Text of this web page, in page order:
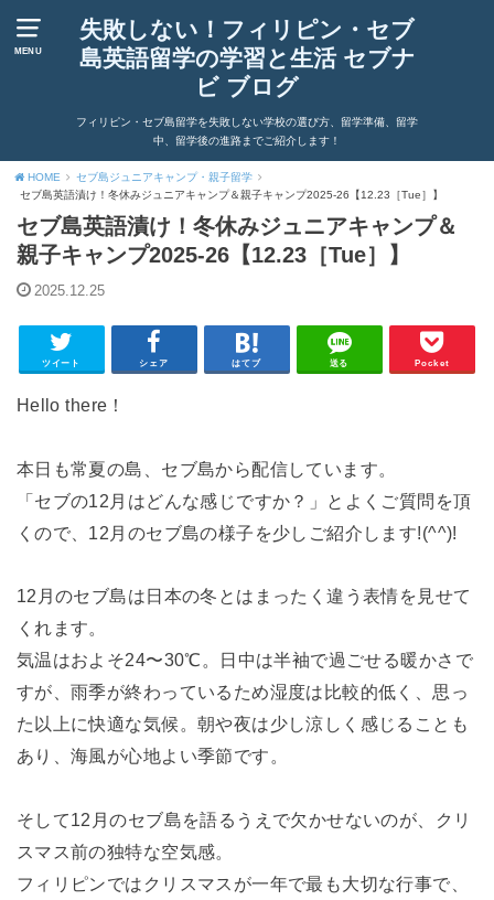
MENU
失敗しない！フィリピン・セブ
島英語留学の学習と生活 セブナ
ビ ブログ
フィリピン・セブ島留学を失敗しない学校の選び方、留学準備、留学
中、留学後の進路までご紹介します！
HOME
セブ島ジュニアキャンプ・親子留学
セブ島英語漬け！冬休みジュニアキャンプ＆親子キャンプ2025-26【12.23［Tue］】
セブ島英語漬け！冬休みジュニアキャンプ＆
親子キャンプ2025-26【12.23［Tue］】
2025.12.25
ツイート シェア はてブ 送る Pocket
Hello there！
本日も常夏の島、セブ島から配信しています。
「セブの12月はどんな感じですか？」とよくご質問を頂
くので、12月のセブ島の様子を少しご紹介します!(^^)!
12月のセブ島は日本の冬とはまったく違う表情を見せて
くれます。
気温はおよそ24〜30℃。日中は半袖で過ごせる暖かさで
すが、雨季が終わっているため湿度は比較的低く、思っ
た以上に快適な気候。朝や夜は少し涼しく感じることも
あり、海風が心地よい季節です。
そして12月のセブ島を語るうえで欠かせないのが、クリ
スマス前の独特な空気感。
フィリピンではクリスマスが一年で最も大切な行事で、